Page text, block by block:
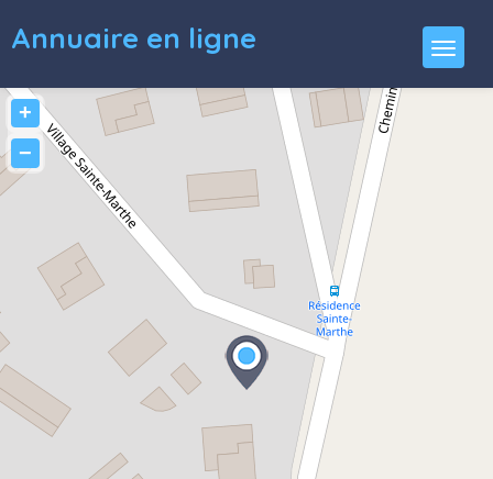
Annuaire en ligne
+
−